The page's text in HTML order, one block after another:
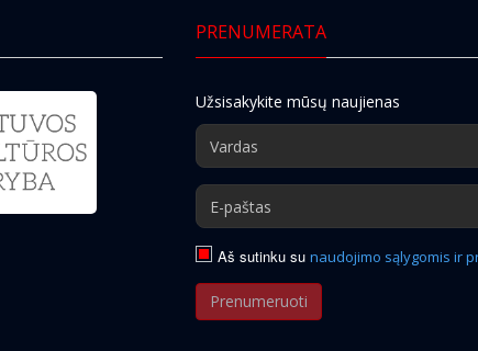
PRENUMERATA
Užsisakykite mūsų naujienas
Aš sutinku su naudojimo sąlygomis ir
Prenumeruoti